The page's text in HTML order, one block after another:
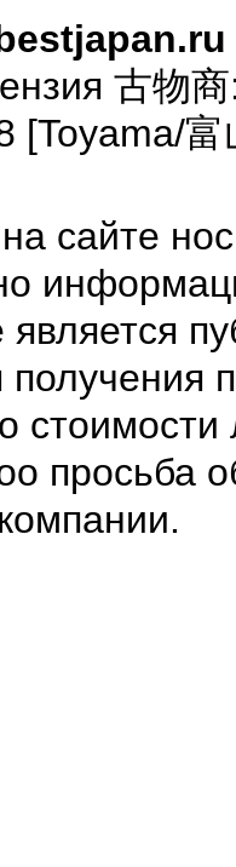
古物
[Toyama/
сайте
является
стоимости
просьба